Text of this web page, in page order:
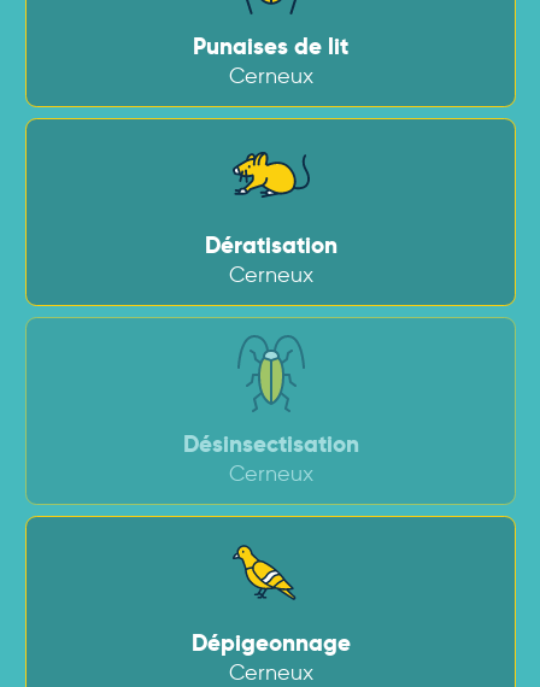
Punaises de lit
Cerneux
Dératisation
Cerneux
Désinsectisation
Cerneux
Dépigeonnage
Cerneux